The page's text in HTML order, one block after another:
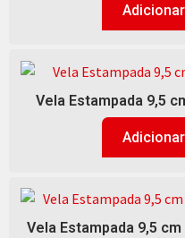
Adicionar
Vela Estampada 9,5
Adicionar
Vela Estampada 9,5 cm